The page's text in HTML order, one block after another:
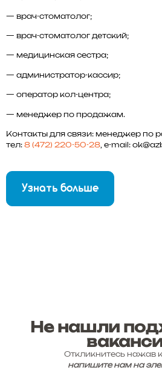
— врач-стоматолог;
— врач-стоматолог детский;
— медицинская сестра;
— администратор-кассир;
— оператор кол-центра;
— менеджер по продажам.
Контакты для связи: менеджер по
тел: 8 (472) 220-50-28 , e-mail:
Узнать больше
Не нашли
Откликнитесь нажав
напишите нам на